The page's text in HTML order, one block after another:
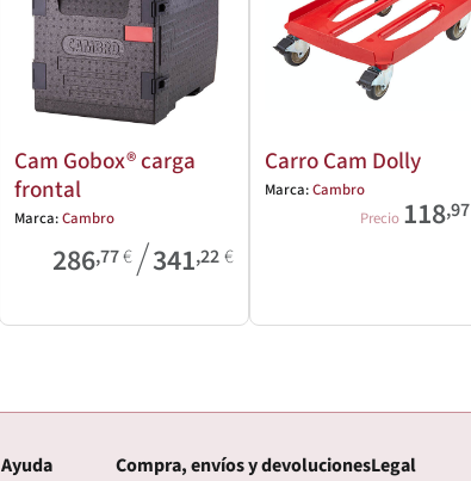
Cam Gobox® carga
frontal
Marca:Cambro
286,77€/341,22€
Carro Cam Dolly
Marca:Cambro
Precio 118,97
Ayuda Compra, envíos y devolucionesLegal